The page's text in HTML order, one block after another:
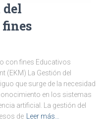
del
con fines Educativos
(EKM) La Gestión del
que surge de la necesidad
en los sistemas
artificial. La gestión del
de Leer más…